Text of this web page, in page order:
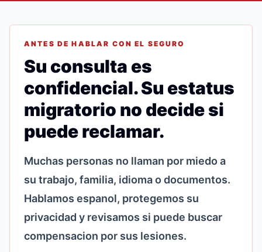
ANTES DE HABLAR CON EL SEGURO
Su consulta es
confidencial. Su estatus
migratorio no decide si
puede reclamar.
Muchas personas no llaman por miedo a
su trabajo, familia, idioma o documentos.
Hablamos espanol, protegemos su
privacidad y revisamos si puede buscar
compensacion por sus lesiones.